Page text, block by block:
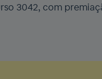
3042, com